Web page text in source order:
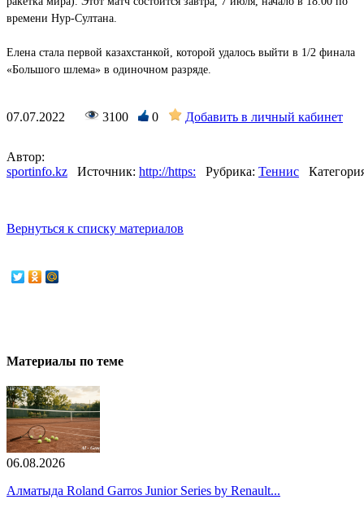
времени Нур-Султана.
Елена стала первой казахстанкой, которой удалось выйти в 1/2 финала
«Большого шлема» в одиночном разряде.
07.07.2022 3100 0 Добавить в личный кабинет
Автор:
sportinfo.kz
Источник: http://https: Рубрика: Теннис
Вернуться к списку материалов
Материалы по теме
06.08.2026
Алматыда Roland Garros Junior Series by Renault...